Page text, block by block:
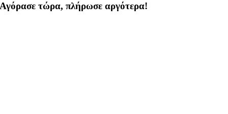
Αγόρασε τώρα, πλήρωσε αργότερα!